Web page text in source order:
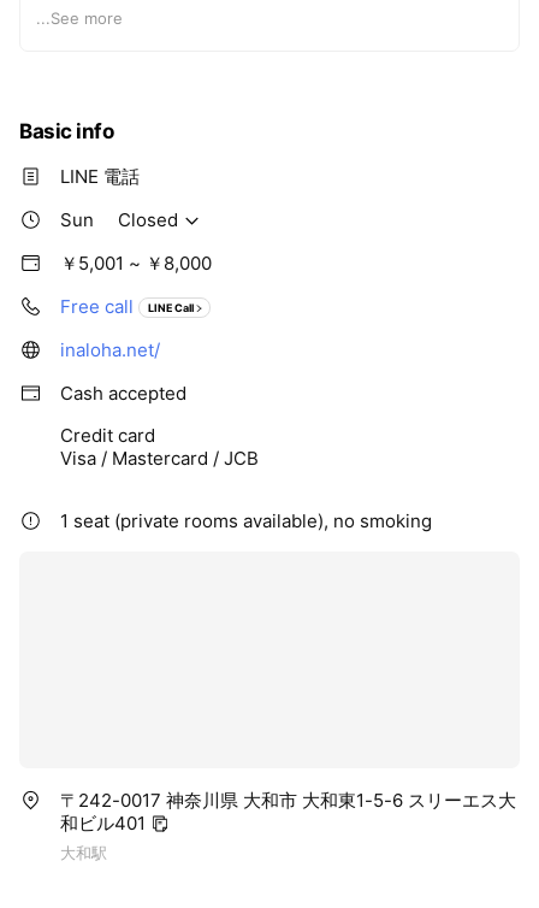
スタッフの消毒・手洗い・うがい
...See more
Basic info
LINE 電話
Sun
Closed
￥5,001 ~ ￥8,000
Free call
LINE Call
inaloha.net/
Cash accepted
Credit card
Visa / Mastercard / JCB
1 seat (private rooms available), no smoking
〒242-0017 神奈川県 大和市 大和東1-5-6 スリーエス大
和ビル401
大和駅